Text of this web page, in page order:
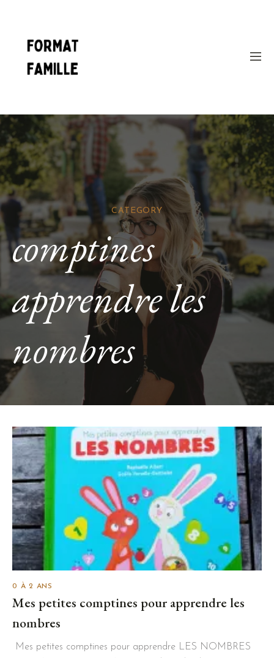
CATEGORY
comptines
apprendre les
nombres
0 À 2 ANS
Mes petites comptines pour apprendre les
nombres
Mes petites comptines pour apprendre LES NOMBRES